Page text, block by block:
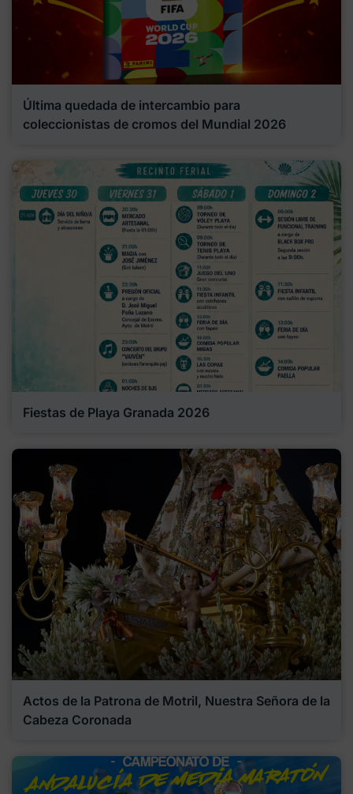
Última quedada de intercambio para
coleccionistas de cromos del Mundial 2026
Fiestas de Playa Granada 2026
Actos de la Patrona de Motril, Nuestra Señora de la
Cabeza Coronada